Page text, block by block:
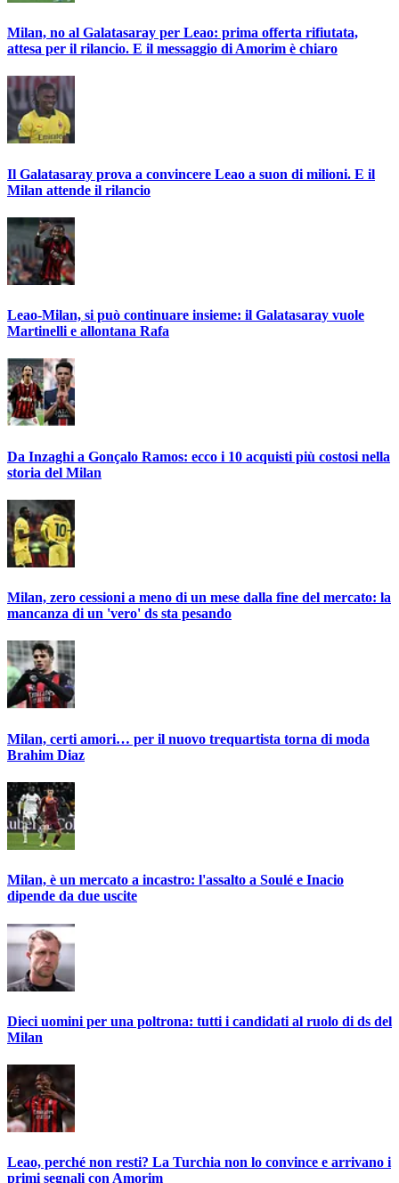
Milan, no al Galatasaray per Leao: prima offerta rifiutata,
attesa per il rilancio. E il messaggio di Amorim è chiaro
Il Galatasaray prova a convincere Leao a suon di milioni. E il
Milan attende il rilancio
Leao-Milan, si può continuare insieme: il Galatasaray vuole
Martinelli e allontana Rafa
Da Inzaghi a Gonçalo Ramos: ecco i 10 acquisti più costosi nella
storia del Milan
Milan, zero cessioni a meno di un mese dalla fine del mercato: la
mancanza di un 'vero' ds sta pesando
Milan, certi amori… per il nuovo trequartista torna di moda
Brahim Diaz
Milan, è un mercato a incastro: l'assalto a Soulé e Inacio
dipende da due uscite
Dieci uomini per una poltrona: tutti i candidati al ruolo di ds del
Milan
Leao, perché non resti? La Turchia non lo convince e arrivano i
primi segnali con Amorim